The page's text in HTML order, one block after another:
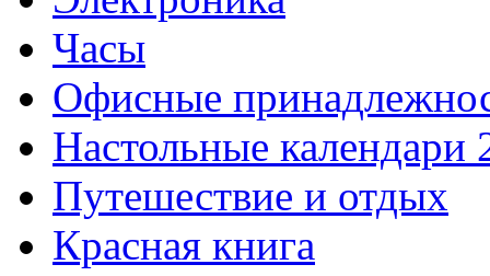
Часы
Офисные
Настольные календари
Путешествие и отдых
Красная книга